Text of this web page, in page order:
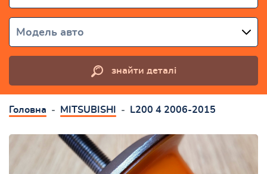
Модель авто
знайти деталі
Головна MITSUBISHI L200 4 2006-2015